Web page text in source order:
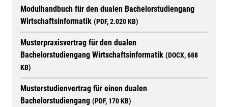
Modulhandbuch für den dualen Bachelorstudiengang
Wirtschaftsinformatik (PDF, 2.020 KB)
Musterpraxisvertrag für den dualen
Bachelorstudiengang Wirtschaftsinformatik (DOCX, 688
KB)
Musterstudienvertrag für einen dualen
Bachelorstudiengang (PDF, 170 KB)